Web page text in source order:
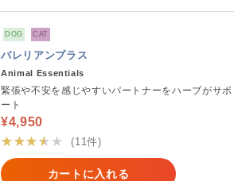
DOG CAT
バレリアンプラス
Animal Essentials
緊張や不安を感じやすいパートナーをハーブがサポ
ート
¥4,950
★★★★★
(11件)
カートに入れる